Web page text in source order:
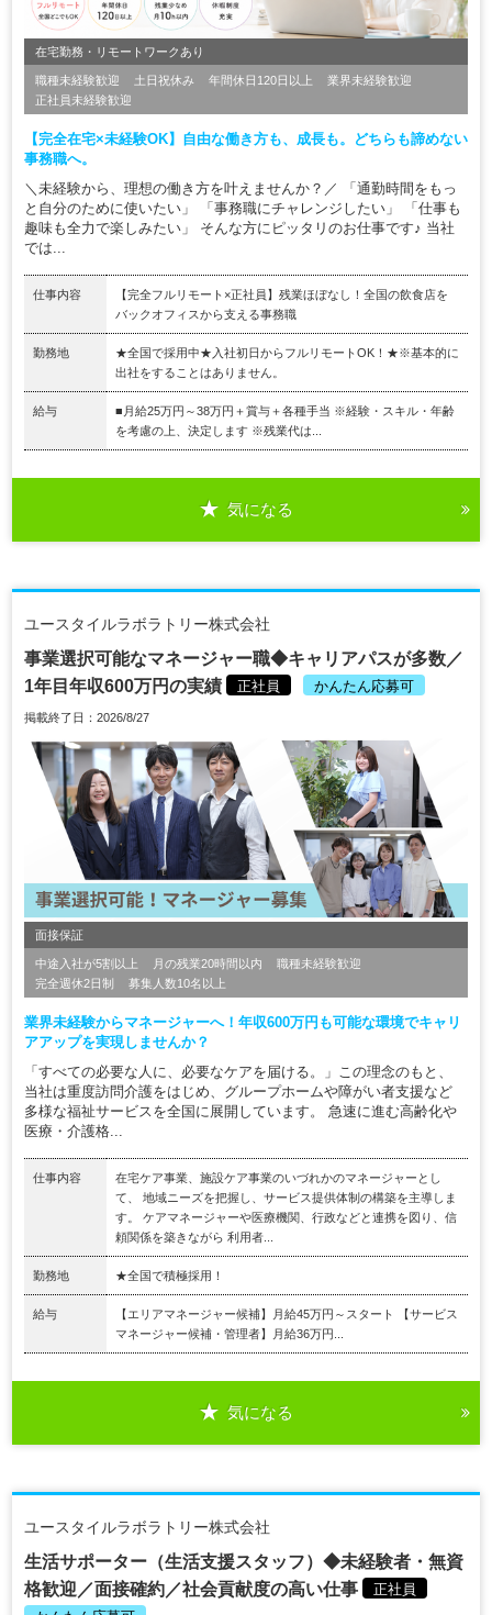
在宅勤務・リモートワークあり
職種未経験歓迎 土日祝休み 年間休日120日以上
業界未経験歓迎
正社員未経験歓迎
【完全在宅×未経験OK】自由な働き方も、成長も。どちらも諦めない
事務職へ。
＼未経験から、理想の働き方を叶えませんか？／ 「通勤時間をもっ
と自分のために使いたい」 「事務職にチャレンジしたい」 「仕事も
趣味も全力で楽しみたい」 そんな方にピッタリのお仕事です♪ 当社
では...
仕事内容
【完全フルリモート×正社員】残業ほぼなし！全国の飲食店を
バックオフィスから支える事務職
勤務地
★全国で採用中★入社初日からフルリモートOK！★※基本的に
出社をすることはありません。
給与
■月給25万円～38万円＋賞与＋各種手当 ※経験・スキル・年齢
を考慮の上、決定します ※残業代は...
気になる
ユースタイルラボラトリー株式会社
事業選択可能なマネージャー職◆キャリアパスが多数／
1年目年収600万円の実績
正社員 かんたん応募可
掲載終了日：2026/8/27
面接保証
中途入社が5割以上 月の残業20時間以内
職種未経験歓迎
完全週休2日制
募集人数10名以上
業界未経験からマネージャーへ！年収600万円も可能な環境でキャリ
アアップを実現しませんか？
「すべての必要な人に、必要なケアを届ける。」この理念のもと、
当社は重度訪問介護をはじめ、グループホームや障がい者支援など
多様な福祉サービスを全国に展開しています。 急速に進む高齢化や
医療・介護格...
仕事内容
在宅ケア事業、施設ケア事業のいづれかのマネージャーとし
て、 地域ニーズを把握し、サービス提供体制の構築を主導しま
す。 ケアマネージャーや医療機関、行政などと連携を図り、信
頼関係を築きながら 利用者...
勤務地 ★全国で積極採用！
給与
【エリアマネージャー候補】月給45万円～スタート 【サービス
マネージャー候補・管理者】月給36万円...
気になる
ユースタイルラボラトリー株式会社
生活サポーター（生活支援スタッフ）◆未経験者・無資
格歓迎／面接確約／社会貢献度の高い仕事
正社員